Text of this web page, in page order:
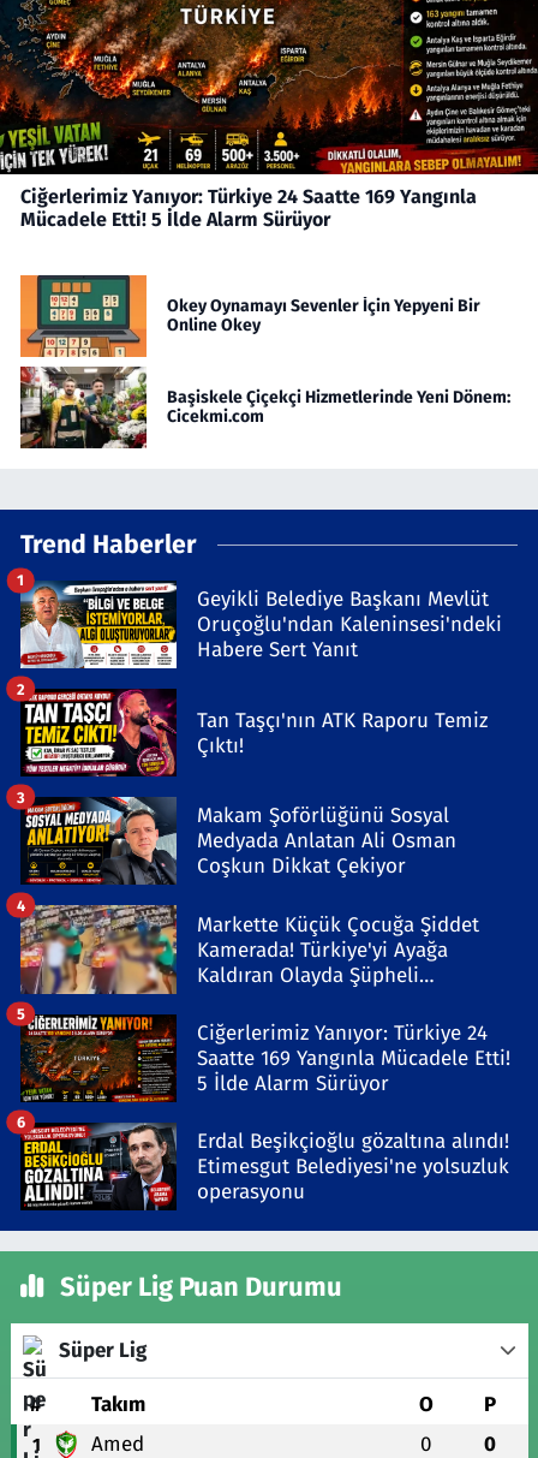
Ciğerlerimiz Yanıyor: Türkiye 24 Saatte 169 Yangınla
Mücadele Etti! 5 İlde Alarm Sürüyor
Okey Oynamayı Sevenler İçin Yepyeni Bir
Online Okey
Başiskele Çiçekçi Hizmetlerinde Yeni Dönem:
Cicekmi.com
Trend Haberler
Geyikli Belediye Başkanı Mevlüt
Oruçoğlu'ndan Kaleninsesi'ndeki
Habere Sert Yanıt
1
Tan Taşçı'nın ATK Raporu Temiz
Çıktı!
2
Makam Şoförlüğünü Sosyal
Medyada Anlatan Ali Osman
Coşkun Dikkat Çekiyor
3
Markette Küçük Çocuğa Şiddet
Kamerada! Türkiye'yi Ayağa
Kaldıran Olayda Şüpheli
4
Ciğerlerimiz Yanıyor: Türkiye 24
Saatte 169 Yangınla Mücadele Etti!
5 İlde Alarm Sürüyor
5
Erdal Beşikçioğlu gözaltına alındı!
Etimesgut Belediyesi'ne yolsuzluk
operasyonu
6
Süper Lig Puan Durumu
Süper Lig
# Takım O P
1 Amed 0 0